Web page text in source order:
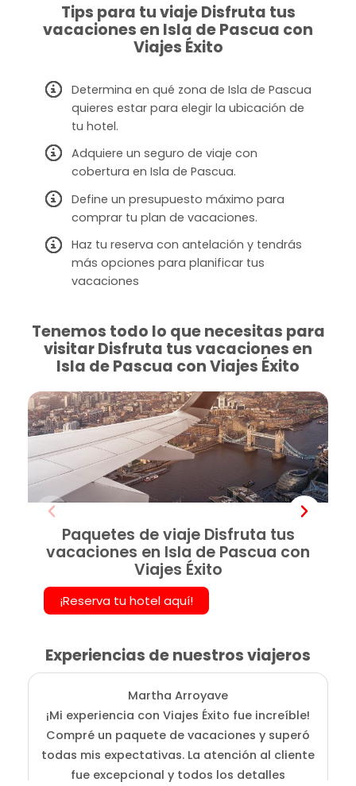
Tips para tu viaje Disfruta tus
vacaciones en Isla de Pascua con
Viajes Éxito
Determina en qué zona de Isla de Pascua
quieres estar para elegir la ubicación de
tu hotel.
Adquiere un seguro de viaje con
cobertura en Isla de Pascua.
Define un presupuesto máximo para
comprar tu plan de vacaciones.
Haz tu reserva con antelación y tendrás
más opciones para planificar tus
vacaciones
Tenemos todo lo que necesitas para
visitar Disfruta tus vacaciones en
Isla de Pascua con Viajes Éxito
Paquetes de viaje Disfruta tus
vacaciones en Isla de Pascua con
Viajes Éxito
¡Reserva tu hotel aquí!
Experiencias de nuestros viajeros
Martha Arroyave
¡Mi experiencia con Viajes Éxito fue increíble!
Compré un paquete de vacaciones y superó
todas mis expectativas. La atención al cliente
fue excepcional y todos los detalles